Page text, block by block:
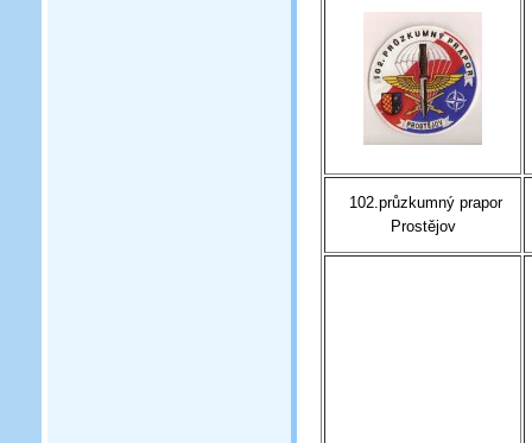
102.průzkumný prapor
Prostějov